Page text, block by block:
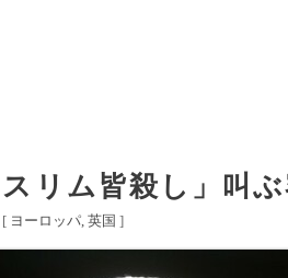
リム皆殺し」叫
[ ヨーロッパ 英国 ]